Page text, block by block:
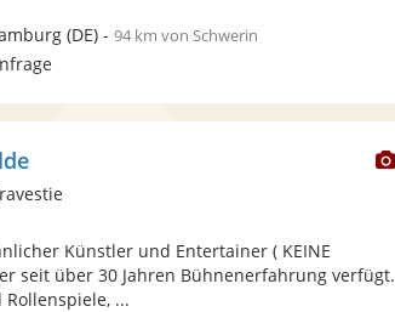
(DE)- 94 km von Schwerin
Künstler und Entertainer ( KEINE
seit über 30 Jahren Bühnenerfahrung verfügt.
...